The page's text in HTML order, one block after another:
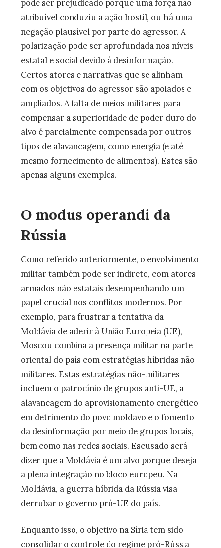
pode ser prejudicado porque uma força não
atribuível conduziu a ação hostil, ou há uma
negação plausível por parte do agressor. A
polarização pode ser aprofundada nos níveis
estatal e social devido à desinformação.
Certos atores e narrativas que se alinham
com os objetivos do agressor são apoiados e
ampliados. A falta de meios militares para
compensar a superioridade de poder duro do
alvo é parcialmente compensada por outros
tipos de alavancagem, como energia (e até
mesmo fornecimento de alimentos). Estes são
apenas alguns exemplos.
O modus operandi da
Rússia
Como referido anteriormente, o envolvimento
militar também pode ser indireto, com atores
armados não estatais desempenhando um
papel crucial nos conflitos modernos. Por
exemplo, para frustrar a tentativa da
Moldávia de aderir à União Europeia (UE),
Moscou combina a presença militar na parte
oriental do país com estratégias híbridas não
militares. Estas estratégias não-militares
incluem o patrocínio de grupos anti-UE, a
alavancagem do aprovisionamento energético
em detrimento do povo moldavo e o fomento
da desinformação por meio de grupos locais,
bem como nas redes sociais. Escusado será
dizer que a Moldávia é um alvo porque deseja
a plena integração no bloco europeu. Na
Moldávia, a guerra híbrida da Rússia visa
derrubar o governo pró-UE do país.
Enquanto isso, o objetivo na Síria tem sido
consolidar o controle do regime pró-Rússia